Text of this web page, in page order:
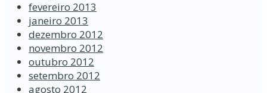
fevereiro 2013
janeiro 2013
dezembro 2012
novembro 2012
outubro 2012
setembro 2012
agosto 2012